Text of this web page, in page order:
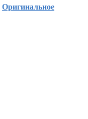
Оригинальное